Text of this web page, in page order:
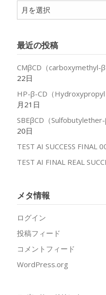
ア
ー
ブ
最近の投稿
CMβCD（carboxymethyl-
22日
HP-β-CD（Hydroxypropyl
月21日
SBEβCD（
20日
TEST AI SUCCESS FINAL
TEST AI FINAL REAL
メタ情報
ログイン
投稿フィード
コメントフィード
WordPress.org